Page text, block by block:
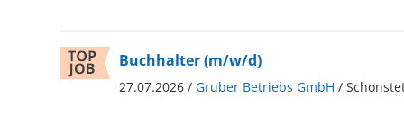
Buchhalter (m/w/d)
27.07.2026 / Gruber Betriebs GmbH /